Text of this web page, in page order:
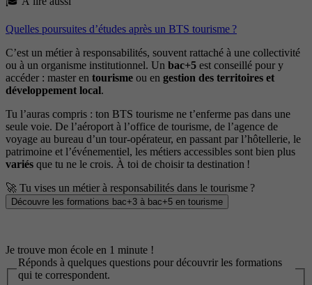
Quelles poursuites d’études après un BTS tourisme ?
C’est un métier à responsabilités, souvent rattaché à une collectivité
ou à un organisme institutionnel. Un bac+5 est conseillé pour y
accéder : master en tourisme ou en gestion des territoires et
développement local.
Tu l’auras compris : ton BTS tourisme ne t’enferme pas dans une
seule voie. De l’aéroport à l’office de tourisme, de l’agence de
voyage au bureau d’un tour-opérateur, en passant par l’hôtellerie, le
patrimoine et l’événementiel, les métiers accessibles sont bien plus
variés que tu ne le crois. À toi de choisir ta destination !
🚀 Tu vises un métier à responsabilités dans le tourisme ?
Découvre les formations bac+3 à bac+5 en tourisme
Je trouve mon école en 1 minute !
Réponds à quelques questions pour découvrir les formations
qui te correspondent.